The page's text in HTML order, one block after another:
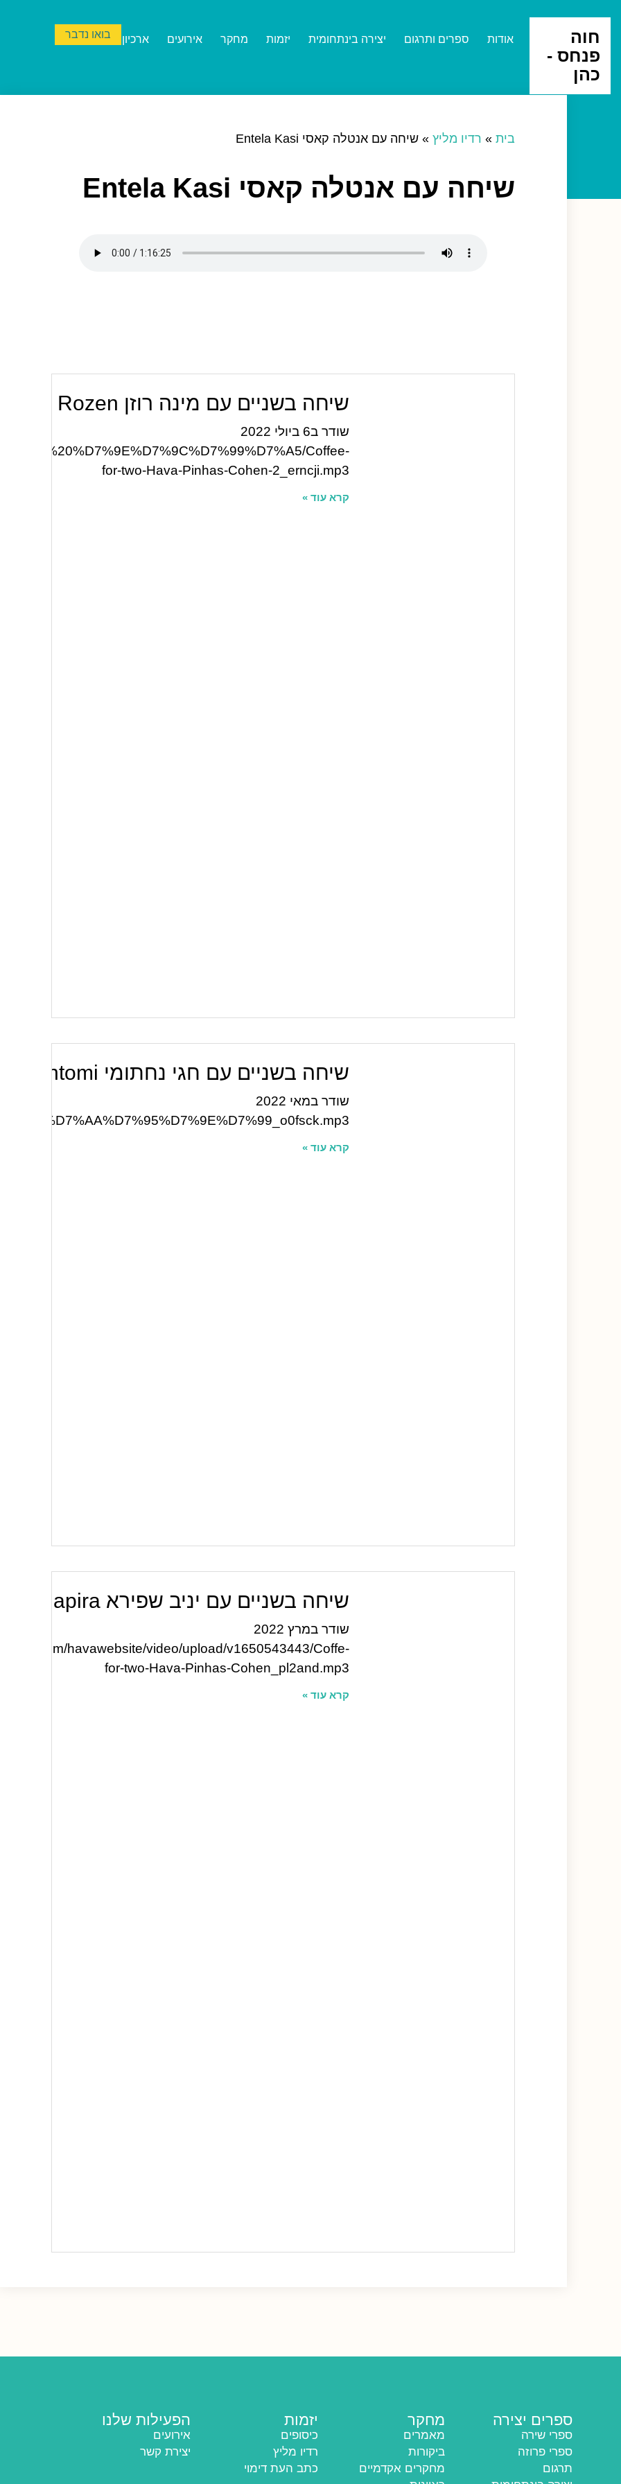
חוה
פנחס -
כהן
אודות ספרים ותרגום יצירה בינתחומית יזמות מחקר אירועים ארכיון בואו נדבר
בית » רדיו מליץ »שיחה עם אנטלה קאסי Entela Kasi
שיחה עם אנטלה קאסי Entela Kasi
שיחה בשניים עם מינה רוזן Minna Rozen
שודר ב6 ביולי 2022
Coffee-
for-two-Hava-Pinhas-Cohen-2_erncji.mp3
קרא עוד »
שיחה בשניים עם חגי נחתומי Hagai Nachtomi
שודר במאי 2022
קרא עוד »
שיחה בשניים עם יניב שפירא Yaniv Shapira
שודר במרץ 2022
havawebsite/video/upload/v1650543443/Coffe-
for-two-Hava-Pinhas-Cohen_pl2and.mp3
קרא עוד »
ספרים יצירה
ספרי שירה
ספרי פרוזה
תרגום
מחקר
מאמרים
ביקורות
מחקרים אקדמיים
יזמות
כיסופים
רדיו מליץ
כתב העת דימוי
הפעילות שלנו
אירועים
יצירת קשר